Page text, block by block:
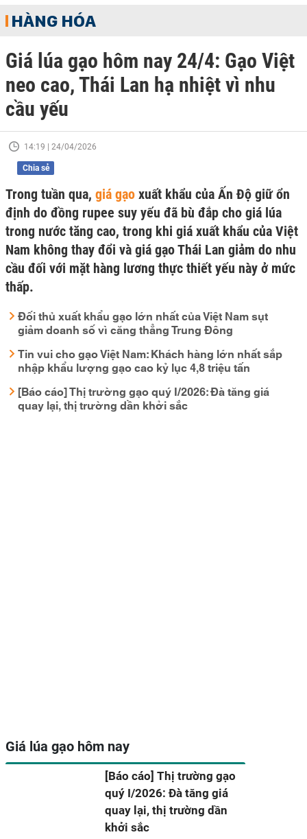
HÀNG HÓA
Giá lúa gạo hôm nay 24/4: Gạo Việt
neo cao, Thái Lan hạ nhiệt vì nhu
cầu yếu
14:19 | 24/04/2026
Chia sẻ
Trong tuần qua, giá gạo xuất khẩu của Ấn Độ giữ ổn
định do đồng rupee suy yếu đã bù đắp cho giá lúa
trong nước tăng cao, trong khi giá xuất khẩu của Việt
Nam không thay đổi và giá gạo Thái Lan giảm do nhu
cầu đối với mặt hàng lương thực thiết yếu này ở mức
thấp.
Đối thủ xuất khẩu gạo lớn nhất của Việt Nam sụt
giảm doanh số vì căng thẳng Trung Đông
Tin vui cho gạo Việt Nam: Khách hàng lớn nhất sắp
nhập khẩu lượng gạo cao kỷ lục 4,8 triệu tấn
[Báo cáo] Thị trường gạo quý I/2026: Đà tăng giá
quay lại, thị trường dần khởi sắc
Giá lúa gạo hôm nay
[Báo cáo] Thị trường gạo
quý I/2026: Đà tăng giá
quay lại, thị trường dần
khởi sắc